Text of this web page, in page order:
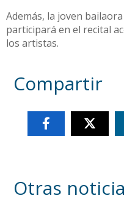
Además, la joven
participará en el recital
los artistas.
Compartir
Otras